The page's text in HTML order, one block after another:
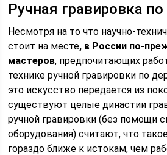
Ручная гравировка
Несмотря на то что научно-
стоит на месте, в России по-
мастеров, предпочитающих
технике ручной гравировки по
это искусство передается из
существуют целые династии
ручной гравировки (без помощи
оборудования) считают, что
гораздо ближе к истокам, чем